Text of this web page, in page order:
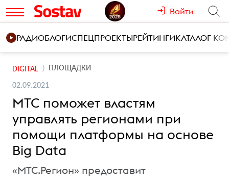
Войти
РАДИОБЛОГИСПЕЦПРОЕКТЫРЕЙТИНГИКАТАЛОГ
DIGITAL ПЛОЩАДКИ
02.09.2021
МТС поможет властям
управлять регионами при
помощи платформы на основе
Big Data
«МТС.Регион» предоставит